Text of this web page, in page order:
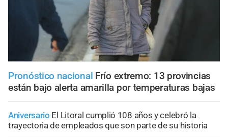
Pronóstico nacional Frío extremo: 13 provincias
están bajo alerta amarilla por temperaturas bajas
Aniversario El Litoral cumplió 108 años y celebró la
trayectoria de empleados que son parte de su historia